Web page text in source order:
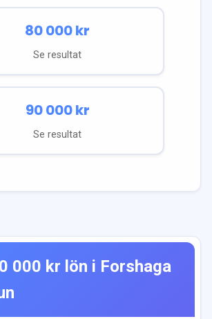
80 000kr
Se resultat
90 000kr
Se resultat
000 kr lön i Forshaga